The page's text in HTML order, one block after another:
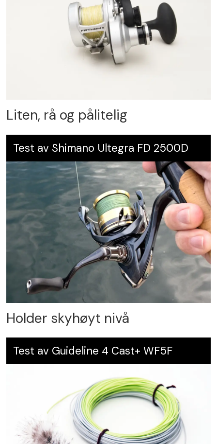
Liten, rå og pålitelig
Test av Shimano Ultegra FD 2500D
Holder skyhøyt nivå
Test av Guideline 4 Cast+ WF5F